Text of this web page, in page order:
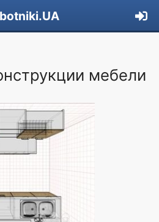
мебели